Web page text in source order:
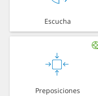
Escucha
Preposiciones